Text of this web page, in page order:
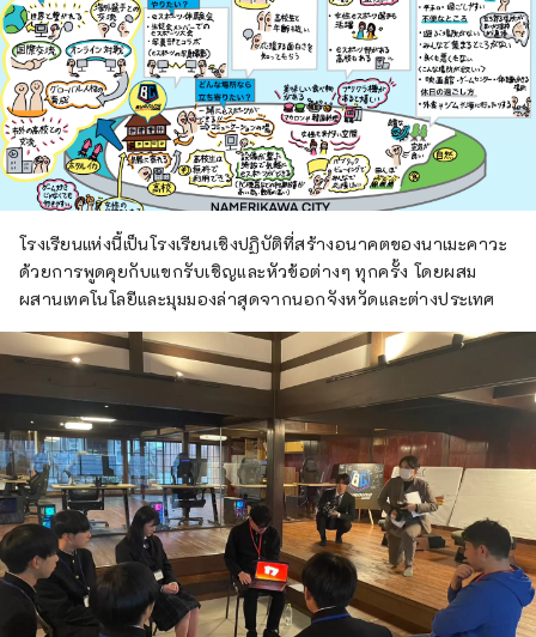
โรงเรียนแห่งนี้เป็นโรงเรียนเชิงปฏิบัติที่สร้างอนาคตของนาเมะคาวะ
ด้วยการพูดคุยกับแขกรับเชิญและหัวข้อต่างๆ ทุกครั้ง โดยผสม
ผสานเทคโนโลยีและมุมมองล่าสุดจากนอกจังหวัดและต่างประเทศ